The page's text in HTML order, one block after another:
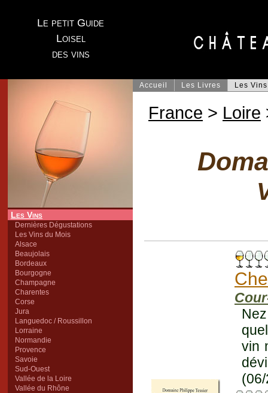
Le petit Guide
Loisel
des vins
Les Vins
Dernières Dégustations
Les Vins du Mois
Alsace
Beaujolais
Bordeaux
Bourgogne
Champagne
Charentes
Corse
Jura
Languedoc / Roussillon
Lorraine
Normandie
Provence
Savoie
Sud-Ouest
Vallée de la Loire
Vallée du Rhône
Accueil Les Livres Les Vins
France > Loire
vin